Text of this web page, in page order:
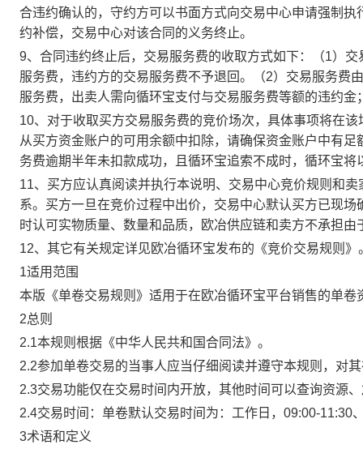
合违约确认的，守约方可以书面方式向交易中心申请强制
约补偿，交易中心对该合同的义务终止。
9、合同违约终止后，交易服务费的收取方式如下：（1）
服务费，违约方的交易服务费不予退回。（2）交易服务费
服务费，出卖人需向循环宝支付与交易服务费等额的违约
10、对于收取买方交易服务费的竞价场次，具体事项将在
从买方资金账户的可用余额中扣除，请确保资金账户中有
务费逾期半年未扣款成功，且循环宝追索不成时，循环宝将
11、买方应认真阅读并执行本说明、交易中心竞价规则和
系。买方一旦在竞价过程中出价，交易中心默认买方已现
时认可实物质量、数量和品质，欧冶供应链和卖方不承担由
12、其它有关规定详见欧冶循环宝发布的《竞价交易规则》
1适用范围
本版《单卷交易规则》适用于在欧冶循环宝平台销售的单卷
2总则
2.1本规则根据《中华人民共和国合同法》。
2.2参加单卷交易的当事人应当仔细阅读并遵守本规则，对
2.3交易功能仅在交易时间内开放，其他时间可以查询资源
2.4交易时间：单卷默认交易时间为：工作日，09:00-11:30
3术语和定义